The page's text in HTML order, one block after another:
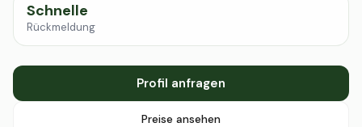
Schnelle
Rückmeldung
Profil anfragen
Preise ansehen